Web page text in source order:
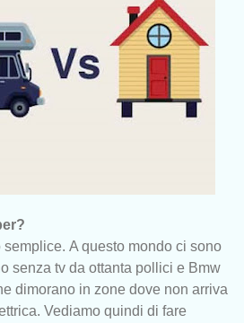
semplice. A questo mondo ci sono
senza tv da ottanta pollici e Bmw
dimorano in zone dove non arriva
Vediamo quindi di fare